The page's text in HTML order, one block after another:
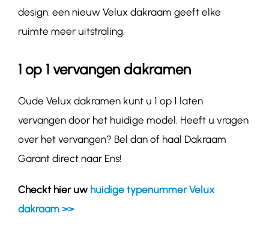
design: een nieuw Velux dakraam geeft elke
ruimte meer uitstraling.
1 op 1 vervangen dakramen
Oude Velux dakramen kunt u 1 op 1 laten
vervangen door het huidige model. Heeft u vragen
over het vervangen? Bel dan of haal Dakraam
Garant direct naar Ens!
Checkt hier uw huidige typenummer Velux
dakraam >>